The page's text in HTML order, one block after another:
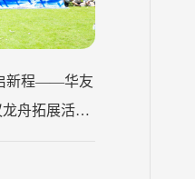
舟拓展活动